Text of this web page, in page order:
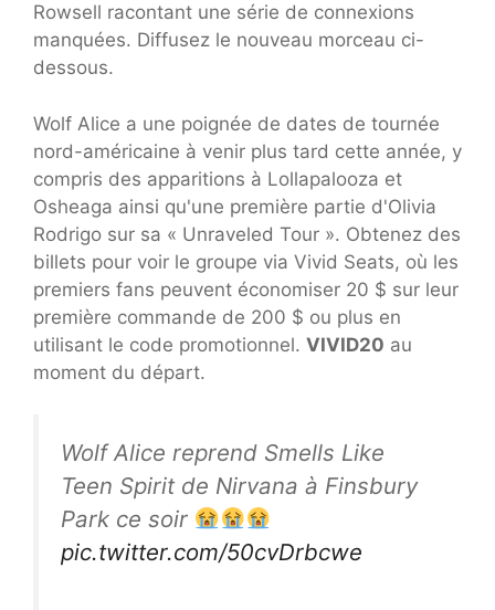
Rowsell racontant une série de connexions
manquées. Diffusez le nouveau morceau ci-
dessous.
Wolf Alice a une poignée de dates de tournée
nord-américaine à venir plus tard cette année, y
compris des apparitions à Lollapalooza et
Osheaga ainsi qu'une première partie d'Olivia
Rodrigo sur sa « Unraveled Tour ». Obtenez des
billets pour voir le groupe via Vivid Seats, où les
premiers fans peuvent économiser 20 $ sur leur
première commande de 200 $ ou plus en
utilisant le code promotionnel. VIVID20 au
moment du départ.
Wolf Alice reprend Smells Like
Teen Spirit de Nirvana à Finsbury
Park ce soir
pic.twitter.com/50cvDrbcwe